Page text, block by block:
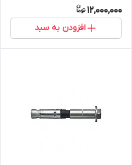
12,000,000
افزودن به سبد